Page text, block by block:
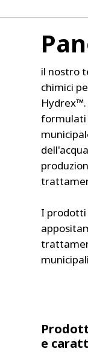
il nostro
chimici
formulati
I
e